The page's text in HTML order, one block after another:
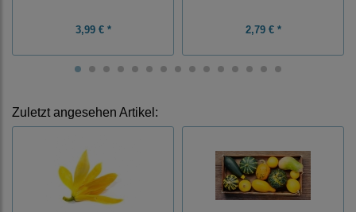
3,99 € * 2,79 € *
Zuletzt angesehen Artikel: